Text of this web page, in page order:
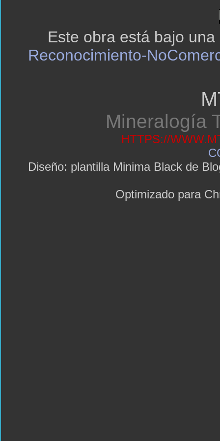
Este obra está bajo una
Reconocimiento-
Mineralogía
HTTPS://
Diseño: plantilla Minima Black de
Optimizado para